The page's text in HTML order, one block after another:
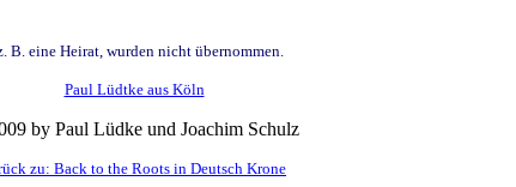
eine Heirat, wurden nicht übernommen.
Paul Lüdtke aus Köln
by Paul Lüdke und Joachim Schulz
zu: Back to the Roots in Deutsch Krone